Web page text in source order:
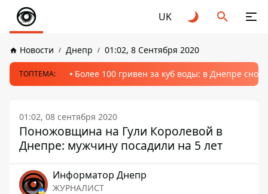
UK
Новости Днепр 01:02, 8 Сентября 2020
ТОПТЕМА: Более 100 гривен за куб воды: в Днепре
01:02, 08 сентября 2020
Поножовщина на Гули Королевой в
Днепре: мужчину посадили на 5 лет
Информатор Днепр
ЖУРНАЛИСТ